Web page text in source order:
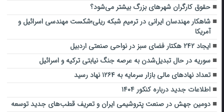
حقوق کارگران شهرهای بزرگ بیشتر می‌شود؟
شاهکار مهندسان ایرانی در ترمیم شبکه ریلی؛شکست مهندسی اسرائیل‌ و
آمریکا
ایجاد ۲۴۲ هکتار فضای سبز در نواحی صنعتی اردبیل
سوریه در حال تبدیل‌شدن به عرصه جنگ نیابتی ترکیه و اسرائیل
تعداد نهادهای مالی بازار سرمایه به ۱۲۶۴ نهاد رسید
اطلاعات جدید درباره کنکور ۱۴۰۴
دومین جهش در صنعت پتروشیمی ایران و تعریف قطب‌های جدید توسعه